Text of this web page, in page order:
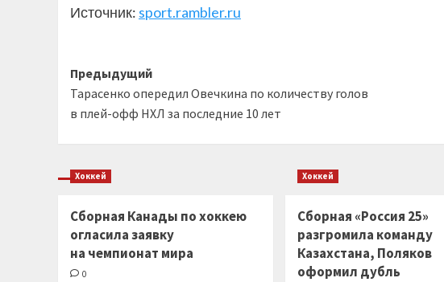
Источник: sport.rambler.ru
Навигация
записи
Предыдущий
Тарасенко опередил Овечкина по количеству голов
в плей-офф НХЛ за последние 10 лет
Хоккей
Сборная Канады по хоккею
огласила заявку
на чемпионат мира
0
Хоккей
Сборная «Россия 25»
разгромила команду
Казахстана, Поляков
оформил дубль